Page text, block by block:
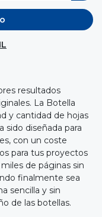
resultados
La Botella
y cantidad de hojas
sido diseñada para
con un coste
para tus proyectos
de páginas sin
finalmente sea
sencilla y sin
de las botellas.